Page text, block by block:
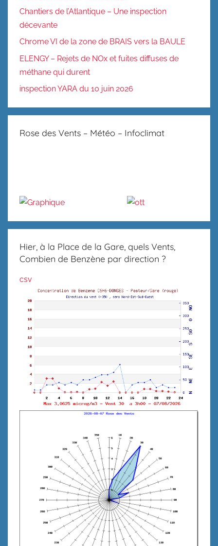
Chantiers de l’Atlantique – Une inspection
décevante
Chrome VI de la zone de BRAIS vers la BAULE
ELENGY – Rejets de NOx et fuites diffuses de
méthane qui durent
inspection YARA du 10 juin 2026
Rose des Vents – Météo – Infoclimat
Hier, à la Place de la Gare, quels Vents,
Combien de Benzène par direction ?
csv